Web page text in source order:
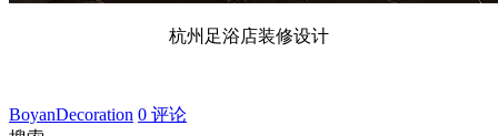
杭州足浴店装修设计
BoyanDecoration 0 评论